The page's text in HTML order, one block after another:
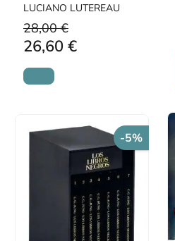
LUCIANO LUTEREAU
28,00 €
26,60 €
-5%